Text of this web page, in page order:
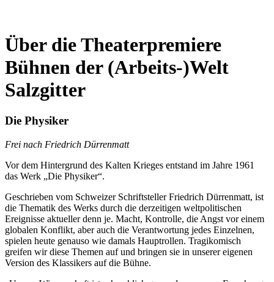
Über die Theaterpremiere
Bühnen der (Arbeits-)Welt
Salzgitter
Die Physiker
Frei nach Friedrich Dürrenmatt
Vor dem Hintergrund des Kalten Krieges entstand im Jahre 1961
das Werk „Die Physiker“.
Geschrieben vom Schweizer Schriftsteller Friedrich Dürrenmatt, ist
die Thematik des Werks durch die derzeitigen weltpolitischen
Ereignisse aktueller denn je. Macht, Kontrolle, die Angst vor einem
globalen Konflikt, aber auch die Verantwortung jedes Einzelnen,
spielen heute genauso wie damals Hauptrollen. Tragikomisch
greifen wir diese Themen auf und bringen sie in unserer eigenen
Version des Klassikers auf die Bühne.